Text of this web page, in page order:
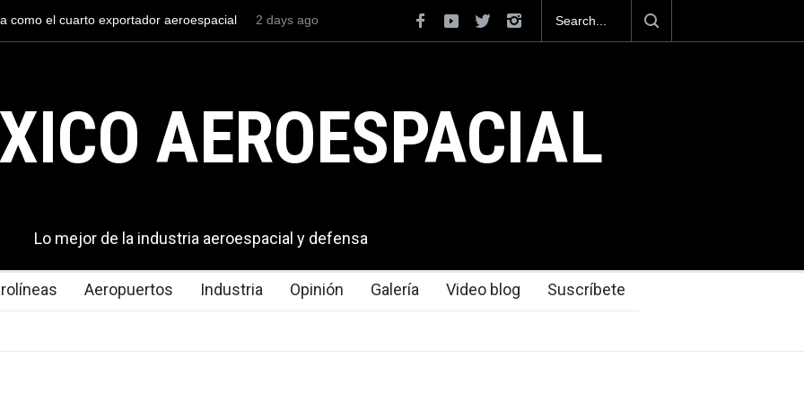
naval mexicana construirá 32 BUQUES para la
La mayor lección tecnológica que dejó el Mundial 2026 ocurrió
en los aeropuertos
2 days ago
AEROESPACIAL
Lo mejor de la industria aeroespacial y defensa
Aeropuertos Industria Opinión Galería Video blog Suscríbete